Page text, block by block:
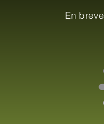
En